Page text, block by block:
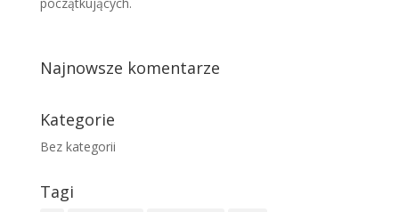
Najnowsze komentarze
Kategorie
Bez kategorii
Tagi